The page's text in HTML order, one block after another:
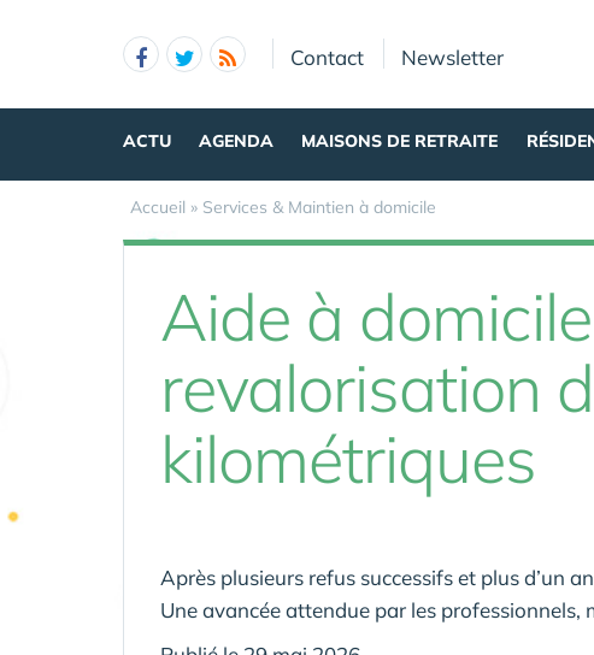
Contact Newsletter
ACTU AGENDA MAISONS DE RETRAITE
Accueil » Services & Maintien à domicile
Aide à
revalorisation
kilométriques
Après plusieurs refus successifs et plus d’un
Une avancée attendue par les